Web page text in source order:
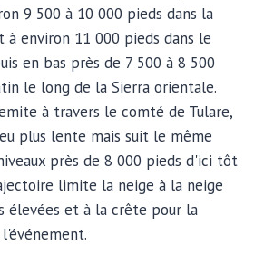
9 500 à 10 000 pieds dans la
à environ 11 000 pieds dans le
en bas près de 7 500 à 8 500
le long de la Sierra orientale.
à travers le comté de Tulare,
plus lente mais suit le même
près de 8 000 pieds d'ici tôt
limite la neige à la neige
élevées et à la crête pour la